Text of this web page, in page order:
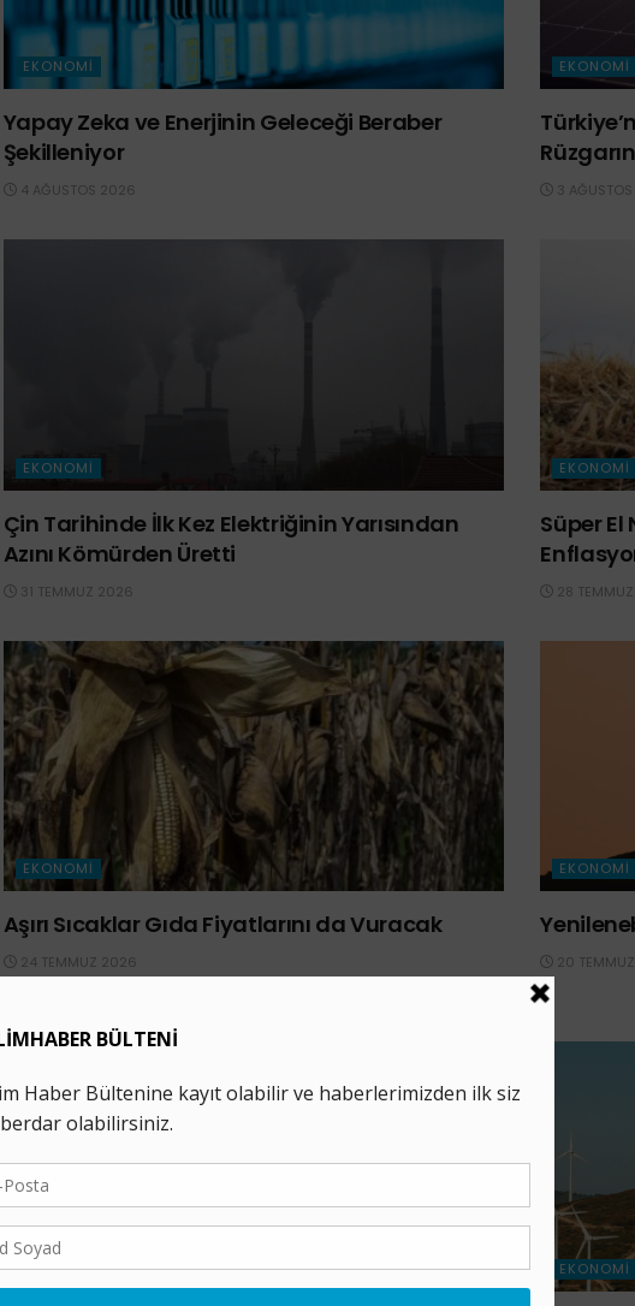
EKONOMI
Yapay Zeka ve Enerjinin Geleceği Beraber
Şekilleniyor
4 AĞUSTOS 2026
EKONOMI
3
EKONOMI
Çin Tarihinde İlk Kez Elektriğinin Yarısından
Azını Kömürden Üretti
31 TEMMUZ 2026
EKONOMI
Süper
28
EKONOMI
Aşırı Sıcaklar Gıda Fiyatlarını da Vuracak
24 TEMMUZ 2026
EKONOMI
20
EKONOMI EKONOMI